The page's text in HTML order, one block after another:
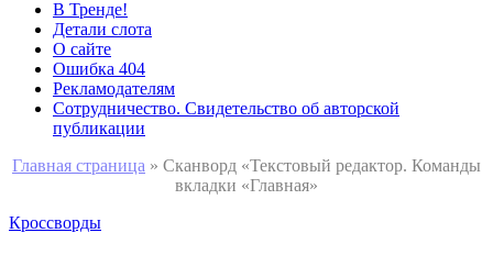
В Тренде!
Детали слота
О сайте
Ошибка 404
Рекламодателям
Сотрудничество. Свидетельство об авторской
публикации
Главная страница » Сканворд «Текстовый редактор. Команды
вкладки «Главная»
Кроссворды